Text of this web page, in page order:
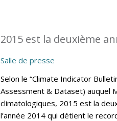
2015 est la deuxième
Salle de presse
Selon le “Climate Indicator
Assessment & Dataset) auquel
climatologiques, 2015 est la
l’année 2014 qui détient le